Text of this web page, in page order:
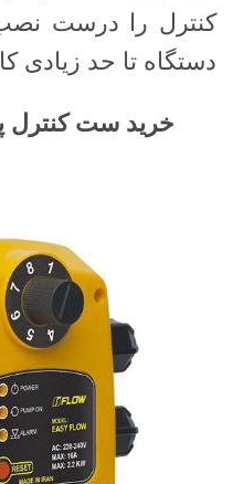
کنترل را درست
دستگاه تا حد زیادی
خرید ست کنترل